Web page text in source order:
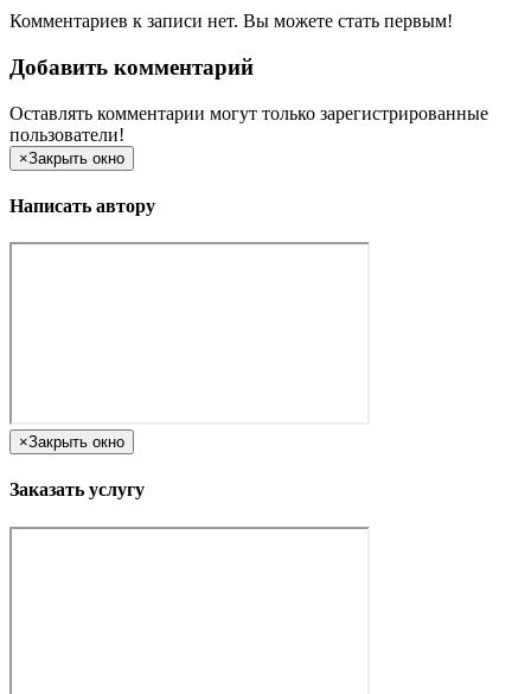
Комментариев к записи нет. Вы можете стать первым!
Добавить комментарий
Оставлять комментарии могут только зарегистрированные
пользователи!
×Закрыть окно
Написать автору
×Закрыть окно
Заказать услугу